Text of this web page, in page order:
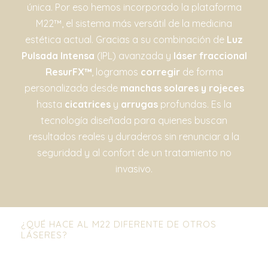
única. Por eso hemos incorporado la plataforma
M22™, el sistema más versátil de la medicina
estética actual. Gracias a su combinación de Luz
Pulsada Intensa (IPL) avanzada y láser fraccional
ResurFX™, logramos corregirde forma
personalizada desde manchas solares y rojeces
hasta cicatrices y arrugas profundas. Es la
tecnología diseñada para quienes buscan
resultados reales y duraderos sin renunciar a la
seguridad y al confort de un tratamiento no
invasivo.
¿QUÉ HACE AL M22 DIFERENTE DE OTROS
LÁSERES?